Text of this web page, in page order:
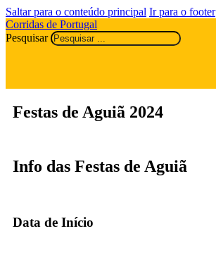
Saltar para o conteúdo principal Ir para o footer
Corridas de Portugal
Pesquisar
Festas de Aguiã 2024
Info das Festas de Aguiã
Data de Início